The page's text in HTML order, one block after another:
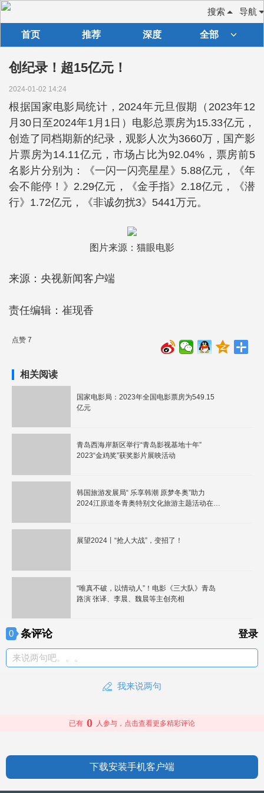
导航
搜索
首页 推荐 深度 全部
创纪录！超15亿元！
2024-01-02 14:24
根据国家电影局统计，2024年元旦假期（2023年12
月30日至2024年1月1日）电影总票房为15.33亿元，
创造了同档期新的纪录，观影人次为3660万，国产影
片票房为14.11亿元，市场占比为92.04%，票房前5
名影片分别为：《一闪一闪亮星星》5.88亿元，《年
会不能停！》2.29亿元，《金手指》2.18亿元，《潜
行》1.72亿元，《非诚勿扰3》5441万元。
图片来源：猫眼电影
来源：央视新闻客户端
责任编辑：崔现香
点赞 7
相关阅读
国家电影局：2023年全国电影票房为549.15
亿元
青岛西海岸新区举行“青岛影视基地十年”
2023“金鸡奖”获奖影片展映活动
韩国旅游发展局“ 乐享韩潮 原梦冬奥”助力
2024江原道冬青奥特别文化旅游主题活动在青
展望2024丨“抢人大战”，变招了！
“唯真不破，以情动人”！电影《三大队》青岛
路演 张译、李晨、魏晨等主创亮相
0 条评论 登录
来说两句吧。。。
我来说两句
已有 0 人参与，点击查看更多精彩评论
下载安装手机客户端